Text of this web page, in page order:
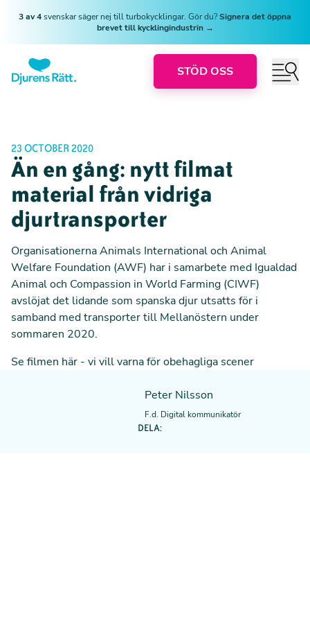
3 av 4svenskar säger nej till turbokycklingar. Gör du?Signera det öppna
brevet till kycklingindustrin →
STÖD OSS
23 OCTOBER 2020
Än en gång: nytt filmat
material från vidriga
djurtransporter
Organisationerna Animals International och Animal
Welfare Foundation (AWF) har i samarbete med Igualdad
Animal och Compassion in World Farming (CIWF)
avslöjat det lidande som spanska djur utsatts för i
samband med transporter till Mellanöstern under
sommaren 2020.
Se filmen här - vi vill varna för obehagliga scener
Peter Nilsson
F.d. Digital kommunikatör
DELA: